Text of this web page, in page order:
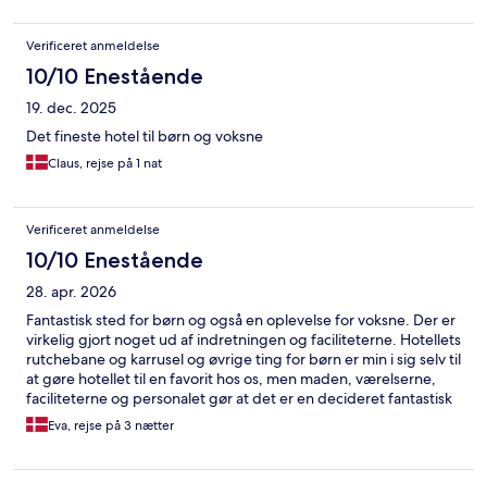
Verificeret anmeldelse
10/10 Enestående
19. dec. 2025
Det fineste hotel til børn og voksne
Claus, rejse på 1 nat
Verificeret anmeldelse
10/10 Enestående
28. apr. 2026
Fantastisk sted for børn og også en oplevelse for voksne. Der er
virkelig gjort noget ud af indretningen og faciliteterne. Hotellets
rutchebane og karrusel og øvrige ting for børn er min i sig selv til
at gøre hotellet til en favorit hos os, men maden, værelserne,
faciliteterne og personalet gør at det er en decideret fantastisk
oplevelse, som vi nu har haft flere gange. Og vi kommer igen!
Eva, rejse på 3 nætter